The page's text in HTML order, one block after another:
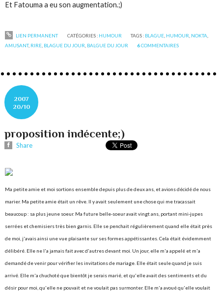
Et Fatouma a eu son augmentation.;)
LIEN PERMANENT CATÉGORIES : HUMOUR TAGS : BLAGUE, HUMOUR NOKTA
AMUSANT, RIRE BLAGUE DU JOUR BALGUE DU JOUR 6COMMENTAIRES
2007
20/10
proposition indécente;)
Share
Ma petite amie et moi sortions ensemble depuis plus de deux ans, et avions décidé de nous
marier. Ma petite amie était un rêve. Il y avait seulement une chose qui me tracassait
beaucoup : sa plus jeune soeur. Ma future belle-soeur avait vingt ans, portant mini-jupes
serrées et chemisiers très bien garnis. Elle se penchait régulièrement quand elle était près
de moi, j'avais ainsi une vue plaisante sur ses formes appétissantes. Cela était évidemment
délibéré. Elle ne l'a jamais fait avec d'autres devant moi. Un jour, elle m'a appelé et m'a
demandé de venir pour vérifier les invitations de mariage. Elle était seule quand je suis
arrivé. Elle m'a chuchoté que bientôt je serais marié, et qu'elle avait des sentiments et du
désir pour moi, qu'elle ne pouvait et ne voulait pas surmonter. Elle m'a avoué qu'elle voulait